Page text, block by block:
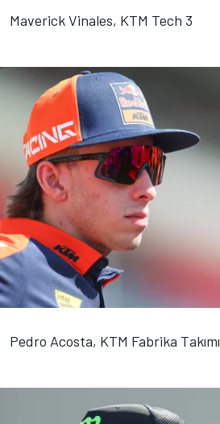
Maverick Vinales, KTM Tech 3
Pedro Acosta, KTM Fabrika Takımı